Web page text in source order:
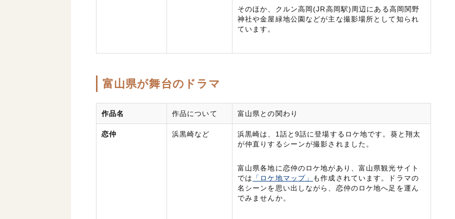
そのほか、クルン高岡(JR高岡駅)周辺にある高岡関野
神社や金屋緑地公園などが主な撮影場所として知られ
ています。
富山県が舞台のドラマ
作品名 作品について 富山県との関わり
恋仲 浜黒崎など
浜黒崎は、1話と9話に登場するロケ地です。葵と翔太
が仲直りするシーンが撮影されました。
富山県各地に恋仲のロケ地があり、富山県観光サイト
では
「ロケ地マップ」
も作成されています。ドラマの
名シーンを思い出しながら、恋仲のロケ地へ足を運ん
でみませんか。